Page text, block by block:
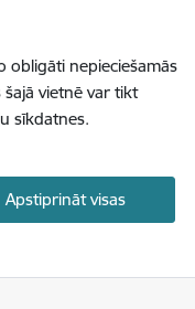
obligāti nepieciešamās
vietnē var tikt
sīkdatnes.
Apstiprināt visas